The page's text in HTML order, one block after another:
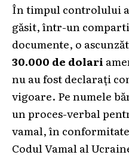
În timpul controlului
găsit, într-un
documente, o
30.000 de dolari
nu au fost declarați
vigoare. Pe numele
un proces-verbal
vamal, în
Codul Vamal al